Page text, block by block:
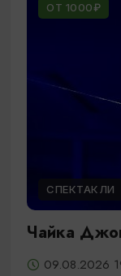
ОТ 1000₽
СПЕКТАКЛИ
Чайка
09.08.2026